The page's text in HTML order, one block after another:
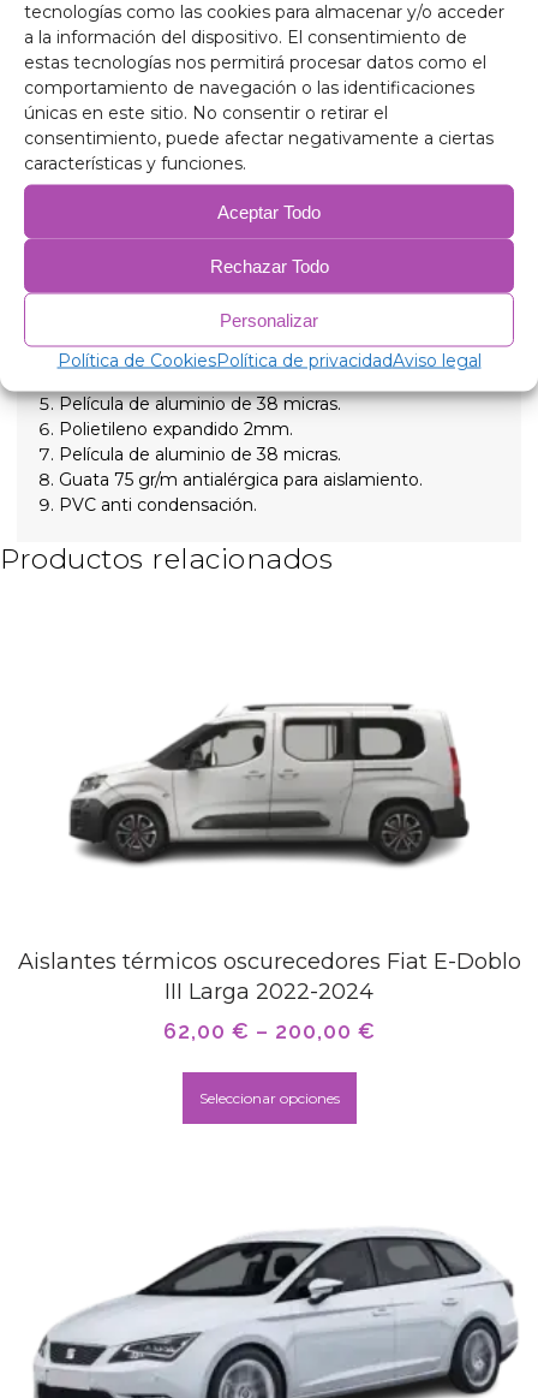
tecnologías como las cookies para almacenar y/o acceder
a la información del dispositivo. El consentimiento de
estas tecnologías nos permitirá procesar datos como el
comportamiento de navegación o las identificaciones
únicas en este sitio. No consentir o retirar el
consentimiento, puede afectar negativamente a ciertas
características y funciones.
Aceptar Todo
Rechazar Todo
Personalizar
Política de CookiesPolítica de privacidadAviso legal
Aislante térmico y oscurecedor de 9 capas de gran
calidad indicados para aislar tanto las altas
temperaturas como las bajas para un mayor confort
interno y proporcionando total oscuridad para las
noches de descanso, sujetados con ventosas de rosca
de gran succión y fácil extracción para simplificar su
Aluminio de 90 micras anti rayos ultravioleta y
Polietileno expandido 2mm.
Película de aluminio de 38 micras, para aislamiento.
Película de aluminio de 38 micras.
Polietileno expandido 2mm.
Película de aluminio de 38 micras.
Guata 75 gr/m antialérgica para aislamiento.
PVC anti condensación.
Productos relacionados
Aislantes térmicos oscurecedores Fiat E-Doblo
III Larga 2022-2024
62,00 € – 200,00 €
Seleccionar opciones